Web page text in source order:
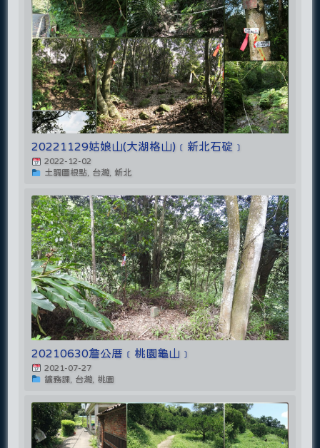
20221129姑娘山(大湖格山)﹝新北石碇﹞
2022-12-02
土調圖根點, 台灣, 新北
20210630詹公厝﹝桃園龜山﹞
2021-07-27
鑛務課, 台灣, 桃園